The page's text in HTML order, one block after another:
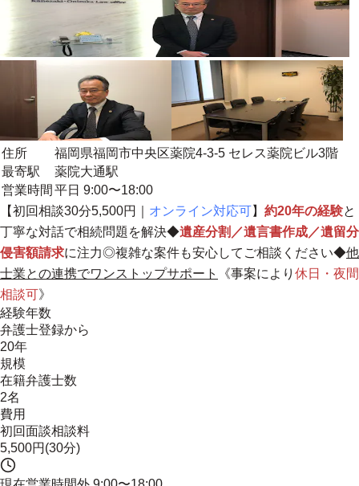
住所
福岡県福岡市中央区薬院4-3-5 セレス薬院ビル3階
最寄駅
薬院大通駅
営業時間 平日 9:00〜18:00
【初回相談30分5,500円｜ オンライン対応可】 約20年の経験と
丁寧な対話で相続問題を解決◆遺産分割／遺言書作成／遺留分
侵害額請求に注力◎複雑な案件も安心してご相談ください◆他
士業との連携でワンストップサポート
《事案により 休日・夜間
相談可》
経験年数
弁護士登録から
20年
規模
在籍弁護士数
2名
費用
初回面談相談料
5,500円(30分)